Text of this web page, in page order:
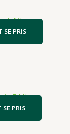
5 ML
SE PRIS
5 ML
PRIS